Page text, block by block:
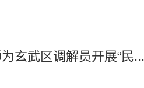
玄武区调解员开展“民...